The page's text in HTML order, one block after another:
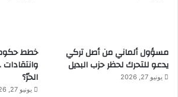
مسؤول ألماني من أصل تركي
يدعو للتحرك لحظر حزب البديل
يونيو 27, 2026
خطط
الحرّ؟
يونيو 27, 2026